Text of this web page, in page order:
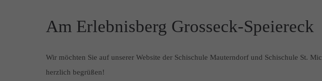
Am Erlebnisberg Grosseck-Speiereck
Wir möchten Sie auf unserer Website der Schischule Mauterndorf und Schischule St.
herzlich begrüßen!